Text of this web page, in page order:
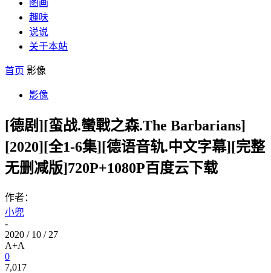
图画
趣味
说说
关于本站
首页 影像
影像
[德剧][蛮战.蠻戰之森.The Barbarians]
[2020][全1-6集][德语音轨.中文字幕][完整
无删减版]720P+1080P百度云下载
作者：
小兜
-
2020 / 10 / 27
A+A
0
7,017